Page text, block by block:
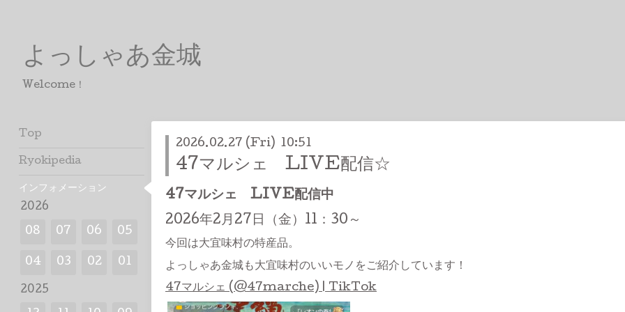
よっしゃあ金城
Welcome！
2026.02.27 (Fri) 10:51
47マルシェ LIVE配信☆
47マルシェ LIVE配信中
2026年2月27日（金）11：30～
今回は大宜味村の特産品。
よっしゃあ金城も大宜味村のいいモノをご紹介しています！
47マルシェ (@47marche) | TikTok
Top
Ryokipedia
インフォメーション
2026
08 07 06 05
04 03 02 01
2025